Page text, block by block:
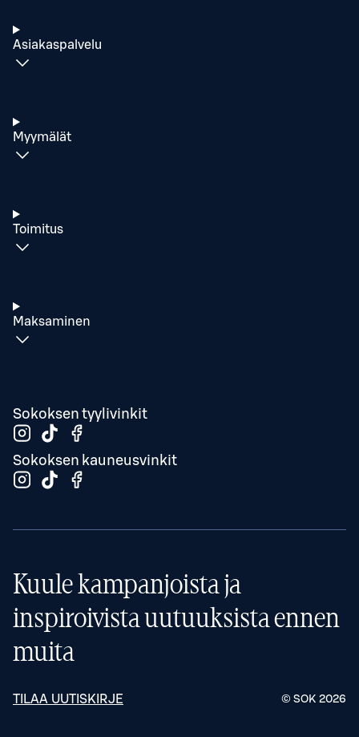
Asiakaspalvelu
Myymälät
Toimitus
Maksaminen
Sokoksen tyylivinkit
Sokoksen kauneusvinkit
Kuule kampanjoista ja
inspiroivista uutuuksista ennen
muita
TILAA UUTISKIRJE © SOK 2026